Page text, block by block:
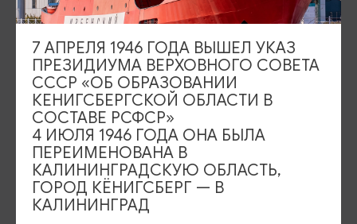
ИЩИТЕ ТАКЖЕ НА НАШЕМ САЙТЕ
Серебряное ожерелье
Электронная виза
Туры и экскурсии
Афиша мероприятий
Сувениры
Гостевая книга
Гиды и экскурсоводы
7 АПРЕЛЯ 1946 ГОДА ВЫШЕЛ УКАЗ
ПРЕЗИДИУМА ВЕРХОВНОГО СОВЕТА
СССР «ОБ ОБРАЗОВАНИИ
КЕНИГСБЕРГСКОЙ ОБЛАСТИ В
СОСТАВЕ РСФСР»
4 ИЮЛЯ 1946 ГОДА ОНА БЫЛА
ПЕРЕИМЕНОВАНА В
КАЛИНИНГРАДСКУЮ ОБЛАСТЬ,
ГОРОД КЁНИГСБЕРГ — В
КАЛИНИНГРАД